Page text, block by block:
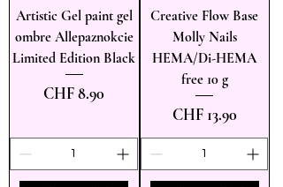
Artistic Gel paint gel
ombre Allepaznokcie
Limited Edition Black
Preis
CHF 8.90
Creative Flow Base
Molly Nails
HEMA/Di-HEMA
free 10 g
Preis
CHF 13.90